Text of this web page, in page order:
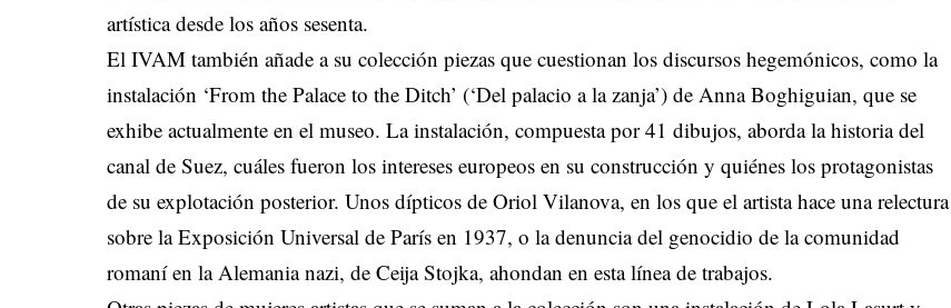
artística desde los años sesenta.
El IVAM también añade a su colección piezas que cuestionan los discursos hegemónicos, como la
instalación ‘From the Palace to the Ditch’ (‘Del palacio a la zanja’) de Anna Boghiguian, que se
exhibe actualmente en el museo. La instalación, compuesta por 41 dibujos, aborda la historia del
canal de Suez, cuáles fueron los intereses europeos en su construcción y quiénes los protagonistas
de su explotación posterior. Unos dípticos de Oriol Vilanova, en los que el artista hace una relectura
sobre la Exposición Universal de París en 1937, o la denuncia del genocidio de la comunidad
romaní en la Alemania nazi, de Ceija Stojka, ahondan en esta línea de trabajos.